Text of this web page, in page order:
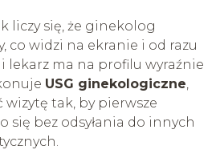
liczy się, że ginekolog
co widzi na ekranie i od razu
lekarz ma na profilu wyraźnie
USG ginekologiczne,
wizytę tak, by pierwsze
się bez odsyłania do innych